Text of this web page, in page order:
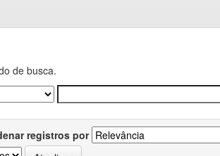
de busca.
registros por